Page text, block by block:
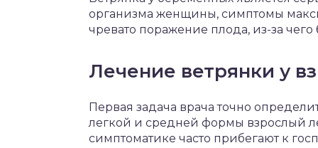
организма женщины, симптомы
чревато поражение плода, из-за
Лечение ветрянки у
Первая задача врача точно
легкой и средней формы взрослый
симптоматике часто прибегают к